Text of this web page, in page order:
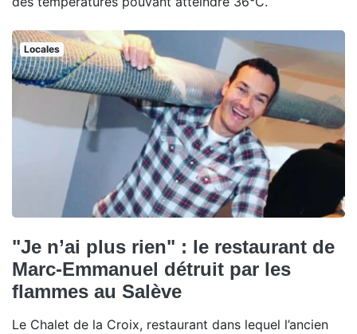
Locales
"Je n’ai plus rien" : le restaurant de
Marc-Emmanuel détruit par les
flammes au Salève
Le Chalet de la Croix, restaurant dans lequel l’ancien